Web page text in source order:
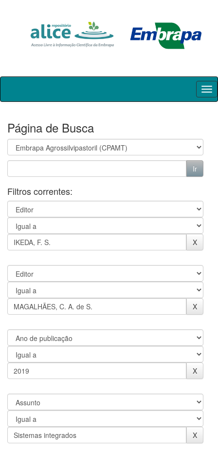
Skip
Página de Busca
Filtros correntes: